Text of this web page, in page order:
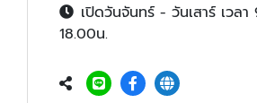
เปิดวันจันทร์ - วันเสาร์ เวล
18.00น.